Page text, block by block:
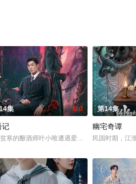
通过摸排、勘查等传统刑侦手段
主横尸戏台，将冷血少帅许又安与昆曲名伶
集 6.0
记
寒的酿酒师叶小唯遭遇爱人程桉、恩师林晚
第14集
幽宅奇谭
民国时期，江